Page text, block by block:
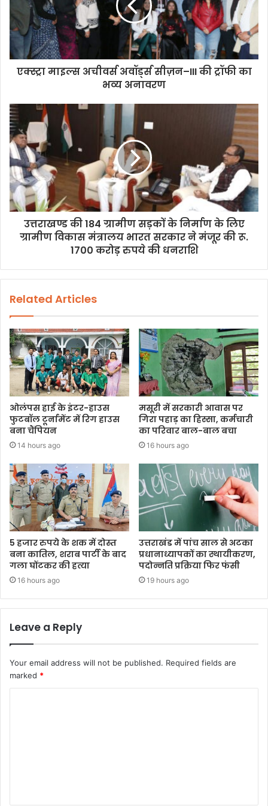
एक्स्ट्रा माइल्स अचीवर्स अवॉर्ड्स सीज़न–III की ट्रॉफी का
भव्य अनावरण
उत्तराखण्ड की 184 ग्रामीण सड़कों के निर्माण के लिए
ग्रामीण विकास मंत्रालय भारत सरकार ने मंजूर की रू.
1700 करोड़ रुपये की धनराशि
Related Articles
ओलंपस हाई के इंटर-हाउस
फुटबॉल टूर्नामेंट में रिग हाउस
बना चैंपियन
14 hours ago
मसूरी में सरकारी आवास पर
गिरा पहाड़ का हिस्सा, कर्मचारी
का परिवार बाल-बाल बचा
16 hours ago
5 हजार रुपये के शक में दोस्त
बना कातिल, शराब पार्टी के बाद
गला घोंटकर की हत्या
16 hours ago
उत्तराखंड में पांच साल से अटका
प्रधानाध्यापकों का स्थायीकरण,
पदोन्नति प्रक्रिया फिर फंसी
19 hours ago
Leave a Reply
Your email address will not be published. Required fields are
marked *